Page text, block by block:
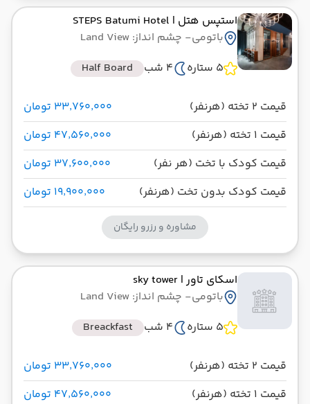
استپس هتل | STEPS Batumi Hotel
باتومی- چشم انداز: Land View
5 ستاره
4 شب Half Board
قیمت 2 تخته (هرنفر)
۳۳٬۷۶۰٬۰۰۰ تومان
قیمت 1 تخته (هرنفر)
۴۷٬۵۶۰٬۰۰۰ تومان
قیمت کودک با تخت (هر نفر)
۳۷٬۶۰۰٬۰۰۰ تومان
قیمت کودک بدون تخت (هرنفر)
۱۹٬۹۰۰٬۰۰۰ تومان
مشاوره و رزرو رایگان
اسکای تاور| sky tower
باتومی- چشم انداز: Land View
5 ستاره
4 شب Breackfast
قیمت 2 تخته (هرنفر)
۳۳٬۷۶۰٬۰۰۰ تومان
قیمت 1 تخته (هرنفر)
۴۷٬۵۶۰٬۰۰۰ تومان